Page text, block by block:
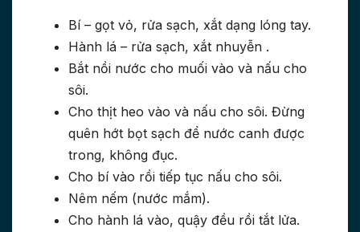
Bí – gọt vỏ, rửa sạch, xắt dạng lóng tay.
Hành lá – rửa sạch, xắt nhuyễn .
Bắt nồi nước cho muối vào và nấu cho
sôi.
Cho thịt heo vào và nấu cho sôi. Đừng
quên hớt bọt sạch để nước canh được
trong, không đục.
Cho bí vào rồi tiếp tục nấu cho sôi.
Nêm nếm (nước mắm).
Cho hành lá vào, quậy đều rồi tắt lửa.